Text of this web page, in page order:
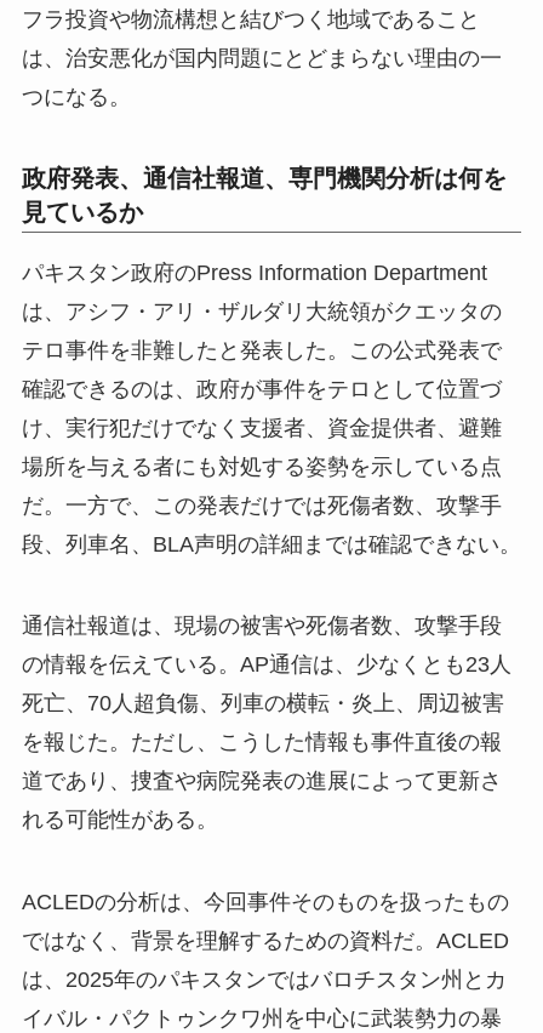
フラ投資や物流構想と結びつく地域であること
は、治安悪化が国内問題にとどまらない理由の一
つになる。
政府発表、通信社報道、専門機関分析は何を
見ているか
パキスタン政府のPress Information Department
は、アシフ・アリ・ザルダリ大統領がクエッタの
テロ事件を非難したと発表した。この公式発表で
確認できるのは、政府が事件をテロとして位置づ
け、実行犯だけでなく支援者、資金提供者、避難
場所を与える者にも対処する姿勢を示している点
だ。一方で、この発表だけでは死傷者数、攻撃手
段、列車名、BLA声明の詳細までは確認できない。
通信社報道は、現場の被害や死傷者数、攻撃手段
の情報を伝えている。AP通信は、少なくとも23人
死亡、70人超負傷、列車の横転・炎上、周辺被害
を報じた。ただし、こうした情報も事件直後の報
道であり、捜査や病院発表の進展によって更新さ
れる可能性がある。
ACLEDの分析は、今回事件そのものを扱ったもの
ではなく、背景を理解するための資料だ。ACLED
は、2025年のパキスタンではバロチスタン州とカ
イバル・パクトゥンクワ州を中心に武装勢力の暴